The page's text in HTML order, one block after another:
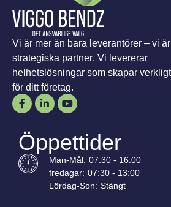
Vi är mer än bara leverantörer – vi
strategiska partner. Vi levererar
helhetslösningar som skapar
för ditt företag.
Öppettider
Man-Mål: 07:30 - 16:00
fredagar: 07:30 - 13:00
Lördag-Son: Stängt